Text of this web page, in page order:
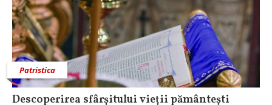
Patristica
Descoperirea sfârșitului vieții pământești